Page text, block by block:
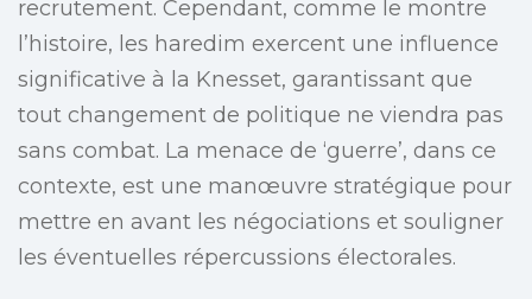
recrutement. Cependant, comme le montre
l’histoire, les haredim exercent une influence
significative à la Knesset, garantissant que
tout changement de politique ne viendra pas
sans combat. La menace de ‘guerre’, dans ce
contexte, est une manœuvre stratégique pour
mettre en avant les négociations et souligner
les éventuelles répercussions électorales.